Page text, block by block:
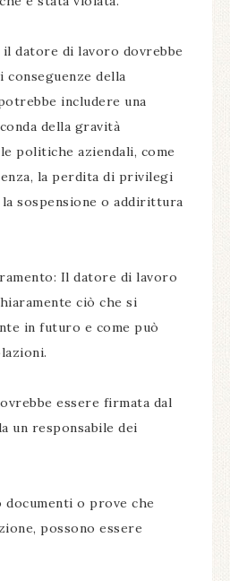
il datore di lavoro dovrebbe
della
includere una
della gravità
politiche aziendali, come
la perdita di privilegi
sospensione o addirittura
Il datore di lavoro
ciò che si
in futuro e come può
essere firmata dal
un responsabile dei
documenti o prove che
possono essere